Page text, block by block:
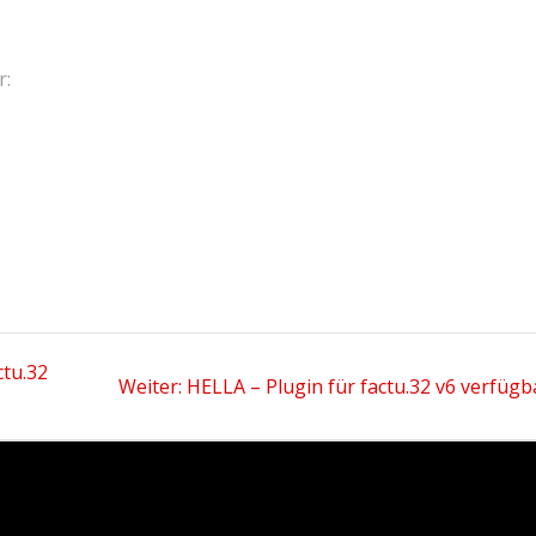
Weiter: Nächster
HELLA – Plugin für factu.32 v6